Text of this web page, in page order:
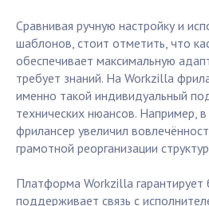
Сравнивая ручную настройку и
шаблонов, стоит отметить, что
обеспечивает максимальную
требует знаний. На Workzilla
именно такой индивидуальный
технических нюансов. Например,
фрилансер увеличил
грамотной реорганизации
Платформа Workzilla гарантирует
поддерживает связь с